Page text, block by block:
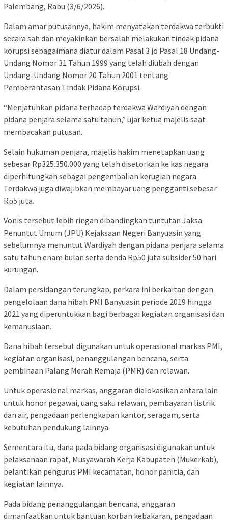
Palembang, Rabu (3/6/2026).
Dalam amar putusannya, hakim menyatakan terdakwa terbukti
secara sah dan meyakinkan bersalah melakukan tindak pidana
korupsi sebagaimana diatur dalam Pasal 3 jo Pasal 18 Undang-
Undang Nomor 31 Tahun 1999 yang telah diubah dengan
Undang-Undang Nomor 20 Tahun 2001 tentang
Pemberantasan Tindak Pidana Korupsi.
“Menjatuhkan pidana terhadap terdakwa Wardiyah dengan
pidana penjara selama satu tahun,” ujar ketua majelis saat
membacakan putusan.
Selain hukuman penjara, majelis hakim menetapkan uang
sebesar Rp325.350.000 yang telah disetorkan ke kas negara
diperhitungkan sebagai pengembalian kerugian negara.
Terdakwa juga diwajibkan membayar uang pengganti sebesar
Rp5 juta.
Vonis tersebut lebih ringan dibandingkan tuntutan Jaksa
Penuntut Umum (JPU) Kejaksaan Negeri Banyuasin yang
sebelumnya menuntut Wardiyah dengan pidana penjara selama
satu tahun enam bulan serta denda Rp50 juta subsider 50 hari
kurungan.
Dalam persidangan terungkap, perkara ini berkaitan dengan
pengelolaan dana hibah PMI Banyuasin periode 2019 hingga
2021 yang diperuntukkan bagi berbagai kegiatan organisasi dan
kemanusiaan.
Dana hibah tersebut digunakan untuk operasional markas PMI,
kegiatan organisasi, penanggulangan bencana, serta
pembinaan Palang Merah Remaja (PMR) dan relawan.
Untuk operasional markas, anggaran dialokasikan antara lain
untuk honor pegawai, uang saku relawan, pembayaran listrik
dan air, pengadaan perlengkapan kantor, seragam, serta
kebutuhan pendukung lainnya.
Sementara itu, dana pada bidang organisasi digunakan untuk
pelaksanaan rapat, Musyawarah Kerja Kabupaten (Mukerkab),
pelantikan pengurus PMI kecamatan, honor panitia, dan
kegiatan lainnya.
Pada bidang penanggulangan bencana, anggaran
dimanfaatkan untuk bantuan korban kebakaran, pengadaan